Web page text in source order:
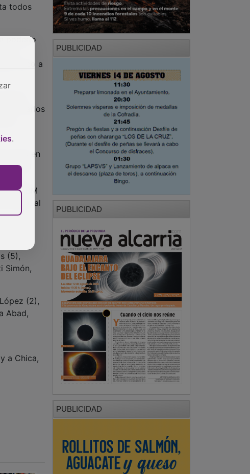
todos
poderío
poco a
Carlos
e
como en
por su
el BM
al
(5),
Simón,
(2),
Abad,
a Chica,
PUBLICIDAD
PUBLICIDAD
PUBLICIDAD
.